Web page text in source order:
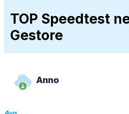
TOP Speedtest
Gestore
Anno